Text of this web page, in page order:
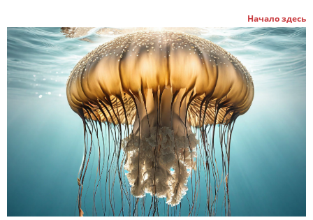
Начало здесь